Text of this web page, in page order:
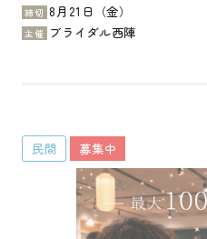
締切 8月21日（金）
主催 ブライダル西陣
民間 募集中